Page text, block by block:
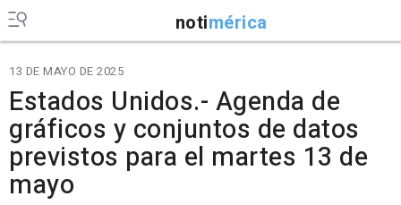
notimérica
13 DE MAYO DE 2025
Estados Unidos.- Agenda de
gráficos y conjuntos de datos
previstos para el martes 13 de
mayo